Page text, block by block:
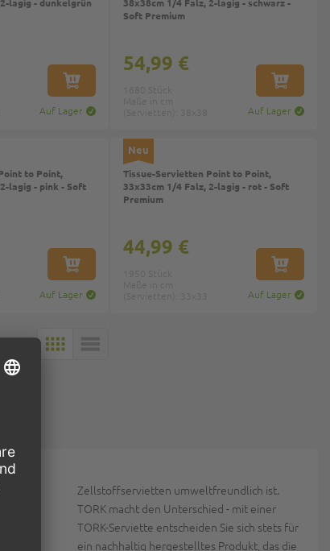
Auf Lager
IN DEN WARENKORB
Soft Premium
Auf Lager
IN DEN
54,99 €
to Point,
lagig - pink - Soft
Auf Lager
IN DEN WARENKORB
Neu
Tissue-Servietten Point to Point,
33x33cm 1/4 Falz, 2-lagig - rot - Soft
Premium
Auf Lager
IN DEN
44,99 €
KACHELN
Zellstoffservietten umweltfreundlich ist.
TORK macht den Unterschied - mit einer
TORK-Serviette entscheiden Sie sich stets für
ein nachhaltig hergestelltes Produkt, das die